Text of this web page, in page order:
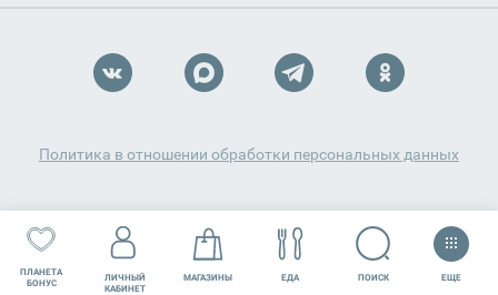
ПЛАНЕТА
БОНУС
ЛИЧНЫЙ
КАБИНЕТ
МАГАЗИНЫ ЕДА РАЗВЛЕЧЕНИЯ СЕРВИСЫ
ПОИСК ЕЩЕ
Политика в отношении обработки персональных данных